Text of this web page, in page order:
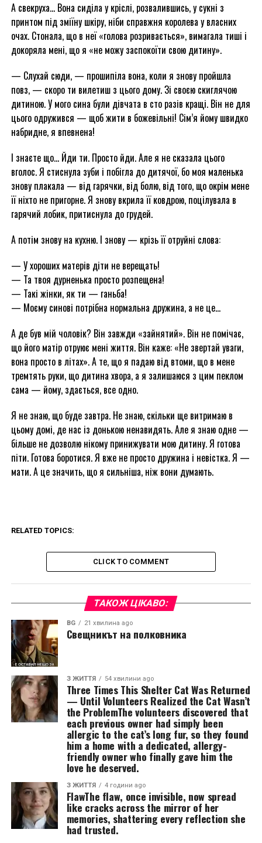
А свекруха… Вона сиділа у кріслі, розвалившись, у сукні з
принтом під зміїну шкіру, ніби справжня королева у власних
очах. Стонала, що в неї «голова розривається», вимагала тиші і
докоряла мені, що я «не можу заспокоїти свою дитину».
— Слухай сюди, — прошипіла вона, коли я знову пройшла
повз, — скоро ти вилетиш з цього дому. Зі своєю скиглячою
дитиною. У мого сина були дівчата в сто разів кращі. Він не для
цього одружився — щоб жити в божевільні! Сім’я йому швидко
набридне, я впевнена!
І знаєте що… Йди ти. Просто йди. Але я не сказала цього
вголос. Я стиснула зуби і побігла до дитячої, бо моя маленька
знову плакала — від гарячки, від болю, від того, що окрім мене
її ніхто не пригорне. Я знову вкрила її ковдрою, поцілувала в
гарячий лобик, притиснула до грудей.
А потім знову на кухню. І знову — крізь її отруйні слова:
— У хороших матерів діти не верещать!
— Та твоя дурненька просто розпещена!
— Такі жінки, як ти — ганьба!
— Моєму синові потрібна нормальна дружина, а не це…
А де був мій чоловік? Він завжди «зайнятий». Він не помічає,
що його матір отруює мені життя. Він каже: «Не звертай уваги,
вона просто в літах». А те, що я падаю від втоми, що в мене
тремтять руки, що дитина хвора, а я залишаюся з цим пеклом
сама — йому, здається, все одно.
Я не знаю, що буде завтра. Не знаю, скільки ще витримаю в
цьому домі, де нас із донькою ненавидять. Але я знаю одне —
більше не дозволю нікому принижувати мою дитину. Я готова
піти. Готова боротися. Я вже не просто дружина і невістка. Я —
мати. А це значить, що я сильніша, ніж вони думають.
RELATED TOPICS:
CLICK TO COMMENT
ТАКОЖ ЦІКАВО:
BG 21 хвилина ago
Свещникът на полковника
З ЖИТТЯ 54 хвилини ago
Three Times This Shelter Cat Was Returned
— Until Volunteers Realized the Cat Wasn’t
the ProblemThe volunteers discovered that
each previous owner had simply been
allergic to the cat’s long fur, so they found
him a home with a dedicated, allergy-
friendly owner who finally gave him the
love he deserved.
З ЖИТТЯ 4 години ago
FlawThe flaw, once invisible, now spread
like cracks across the mirror of her
memories, shattering every reflection she
had trusted.